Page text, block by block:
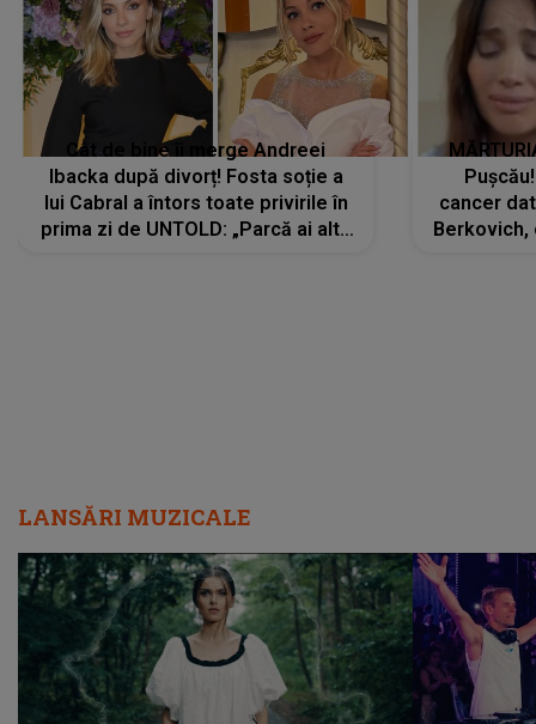
Cât de bine îi merge Andreei
Ibacka după divorț! Fosta soție a
lui Cabral a întors toate privirile în
prima zi de UNTOLD: „Parcă ai altă
cancer
Berkovich,
LANSĂRI MUZICALE